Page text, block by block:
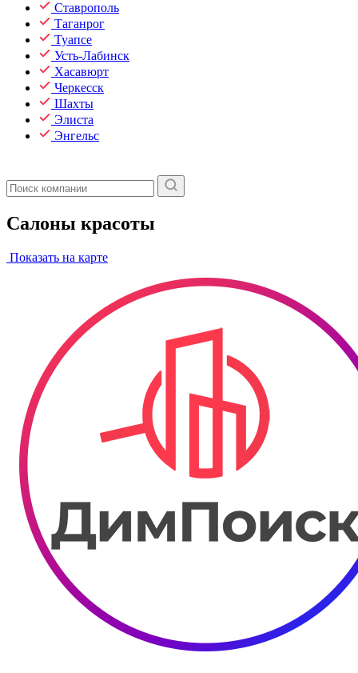
Ставрополь
Таганрог
Туапсе
Усть-Лабинск
Хасавюрт
Черкесск
Шахты
Элиста
Энгельс
Салоны красоты
Показать на карте